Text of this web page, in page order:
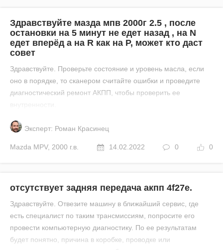
Здравствуйте мазда мпв 2000г 2.5 , после
остановки на 5 минут не едет назад , на N
едет вперёд а на R как на P, может кто даст
совет
Здравствуйте. Проверьте состояние и уровень масла, если
оно в порядке, то сканером считайте ошибки и проведите
диагностический ремонт АКПП, чтобы проверить ее
Эксперт: Роман Красинец
Mazda MPV, 2000 г.в. 14.02.2022 0 0
отсутствует задняя передача акпп 4f27e.
Здравствуйте. Отвезите машину в ближайший сервис, где
есть специалист по таким трансмиссиям, попросите его
провести компьютерную диагностику. По ее результатам
будет понятно, причина в коробке, проводке или